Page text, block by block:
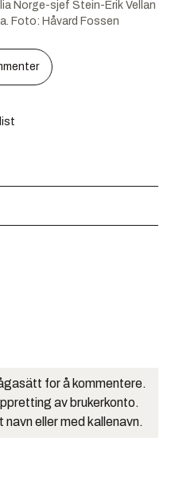
Norge-sjef Stein-Erik Vellan
Foto: Håvard Fossen
for å kommentere.
av brukerkonto.
navn eller med kallenavn.